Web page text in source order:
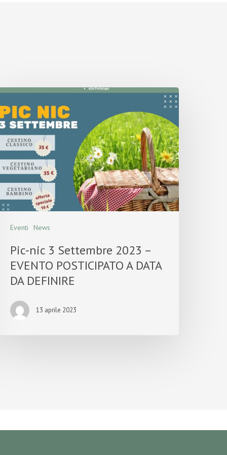
Eventi News
Pic-nic 3 Settembre 2023 –
EVENTO POSTICIPATO A DATA
DA DEFINIRE
13 aprile 2023